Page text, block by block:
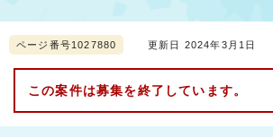
ページ番号1027880 更新日 2024年3月1日
この案件は募集を終了しています。